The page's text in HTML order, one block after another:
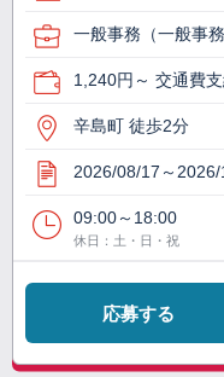
一般事務（一般事
1,240円～ 交通費支
辛島町 徒歩2分
2026/08/17～
09:00～18:00
休日：土・日・祝
応募する